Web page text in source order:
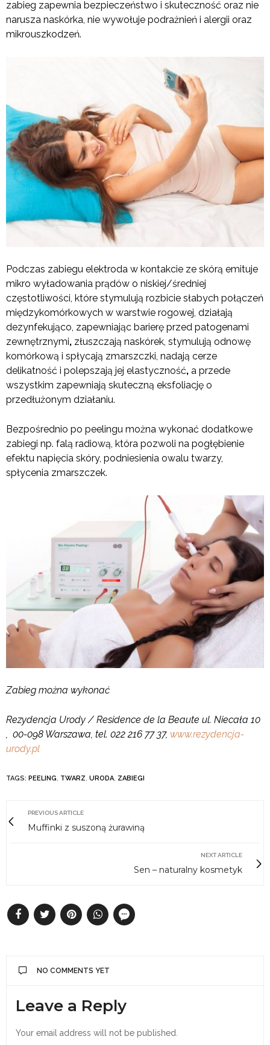
zabieg zapewnia bezpieczeństwo i skuteczność oraz nie
narusza naskórka, nie wywołuje podrażnień i alergii oraz
mikrouszkodzeń.
Podczas zabiegu elektroda w kontakcie ze skórą emituje
mikro wyładowania prądów o niskiej/średniej
częstotliwości, które stymulują rozbicie słabych połączeń
międzykomórkowych w warstwie rogowej, działają
dezynfekująco, zapewniając barierę przed patogenami
zewnętrznymi, złuszczają naskórek, stymulują odnowę
komórkową i spłycają zmarszczki, nadają cerze
delikatność i polepszają jej elastyczność, a przede
wszystkim zapewniają skuteczną eksfoliację o
przedłużonym działaniu.
Bezpośrednio po peelingu można wykonać dodatkowe
zabiegi np. falą radiową, która pozwoli na pogłębienie
efektu napięcia skóry, podniesienia owalu twarzy,
spłycenia zmarszczek.
Zabieg można wykonać
Rezydencja Urody / Residence de la Beaute ul. Niecała 10
, 00-098 Warszawa, tel. 022 216 77 37, www.rezydencja-
urody.pl
TAGS: PEELING, TWARZ, URODA, ZABIEGI
PREVIOUS ARTICLE
Muffinki z suszoną żurawiną
NEXT ARTICLE
Sen – naturalny kosmetyk
NO COMMENTS YET
Leave a Reply
Your email address will not be published.